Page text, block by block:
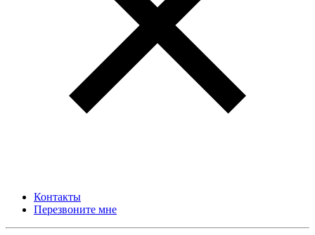
Контакты
Перезвоните мне